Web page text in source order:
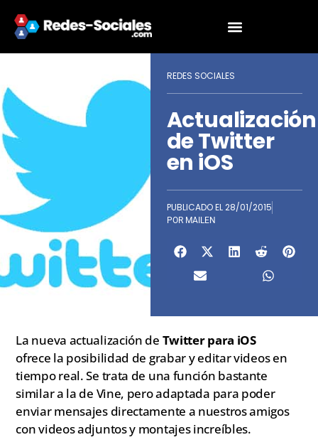
REDES SOCIALES
Actualización
de Twitter
en iOS
PUBLICADO EL28/01/2015
POR MAILEN
La nueva actualización de Twitter para iOS
ofrece la posibilidad de grabar y editar videos en
tiempo real. Se trata de una función bastante
similar a la de Vine, pero adaptada para poder
enviar mensajes directamente a nuestros amigos
con videos adjuntos y montajes increíbles.